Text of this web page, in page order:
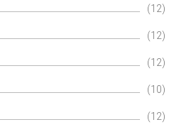
(12)
(12)
(12)
(10)
(12)